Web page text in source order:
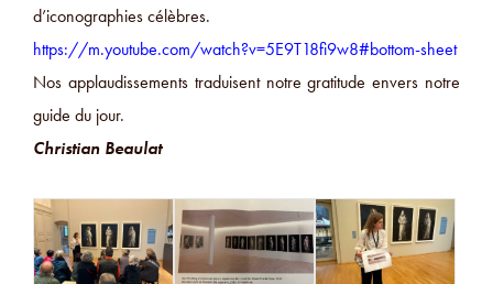
d’iconographies célèbres.
https://m.youtube.com/watch?v=5E9T18fi9w8#bottom-sheet
Nos applaudissements traduisent notre gratitude envers notre
guide du jour.
Christian Beaulat